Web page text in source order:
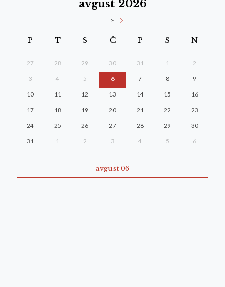
avgust 2026
>
P T S Č P S N
27 28 29 30 31 1 2
3 4 5 6 7 8 9
10 11 12 13 14 15 16
17 18 19 20 21 22 23
24 25 26 27 28 29 30
31 1 2 3 4 5 6
avgust 06